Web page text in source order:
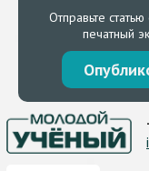
Отправьте
печатный